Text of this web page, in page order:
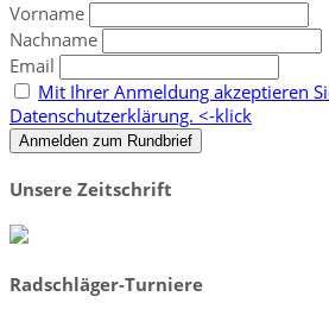
Vorname
Nachname
Email
Mit Ihrer Anmeldung akzeptieren
Datenschutzerklärung. <-klick
Unsere Zeitschrift
Radschläger-Turniere